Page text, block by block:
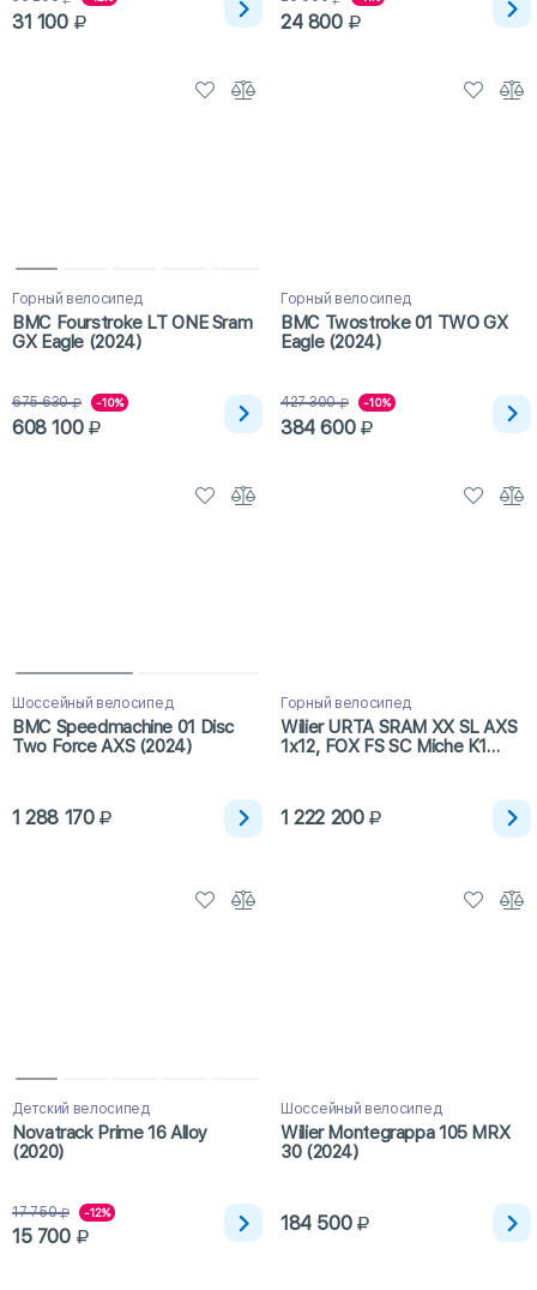
31 100 24 800
Горный велосипед
BMC Fourstroke LT ONE Sram
GX Eagle (2024)
675 630 -10%
608 100
Горный велосипед
BMC Twostroke 01 TWO GX
Eagle (2024)
427 300 -10%
384 600
Шоссейный велосипед
BMC Speedmachine 01 Disc
Two Force AXS (2024)
1 288 170
Горный велосипед
Wilier URTA SRAM XX SL AXS
1x12, FOX FS SC Miche K1
1 222 200
Детский велосипед
Novatrack Prime 16 Alloy
(2020)
17 750 -12%
15 700
Шоссейный велосипед
Wilier Montegrappa 105 MRX
30 (2024)
184 500